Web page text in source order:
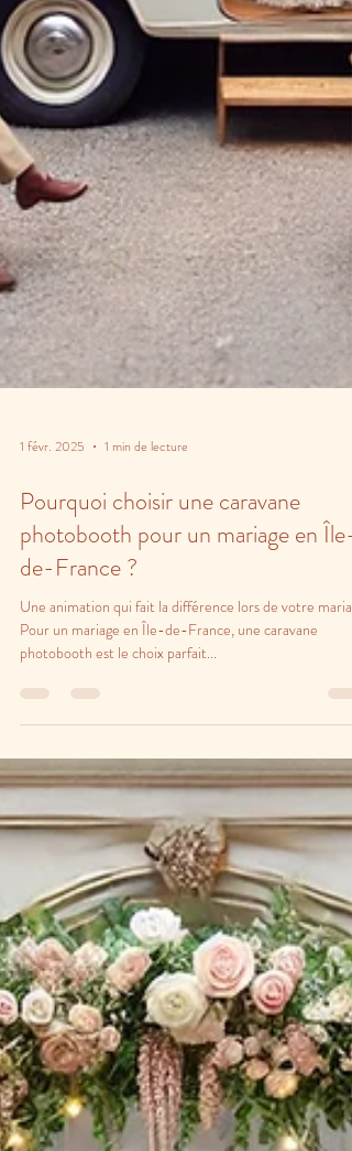
1 févr. 2025 1 min de lecture
Pourquoi choisir une caravane
photobooth pour un mariage en Île-
de-France ?
Une animation qui fait la différence lors de votre
photobooth est le choix parfait...